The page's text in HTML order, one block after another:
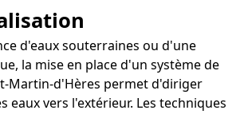
d'eaux souterraines ou d'une
la mise en place d'un système de
Martin-d'Hères permet d'diriger
eaux vers l'extérieur. Les techniques